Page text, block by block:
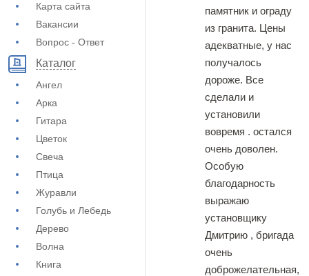
Карта сайта
Вакансии
Вопрос - Ответ
Каталог
Ангел
Арка
Гитара
Цветок
Свеча
Птица
Журавли
Голубь и Лебедь
Дерево
Волна
Книга
памятник и ограду
из гранита. Цены
адекватные, у нас
получалось
дороже. Все
сделали и
установили
вовремя . остался
очень доволен.
Особую
благодарность
выражаю
установщику
Дмитрию , бригада
очень
доброжелательная,